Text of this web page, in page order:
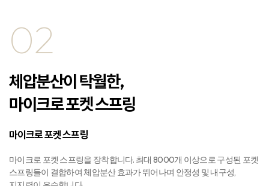
02
체압분산이 탁월한,
마이크로 포켓 스프링
마이크로 포켓 스프링
마이크로 포켓 스프링을 장착합니다. 최대 8000개 이상으로 구성된 포켓
스프링들이 결합하여 체압분산 효과가 뛰어나며 안정성 및 내구성,